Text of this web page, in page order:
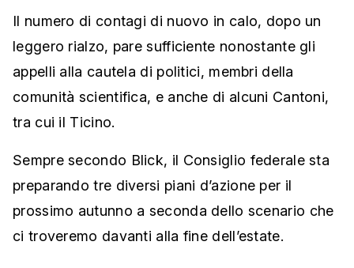
Il numero di contagi di nuovo in calo, dopo un
leggero rialzo, pare sufficiente nonostante gli
appelli alla cautela di politici, membri della
comunità scientifica, e anche di alcuni Cantoni,
tra cui il Ticino.
Sempre secondo Blick, il Consiglio federale sta
preparando tre diversi piani d’azione per il
prossimo autunno a seconda dello scenario che
ci troveremo davanti alla fine dell’estate.